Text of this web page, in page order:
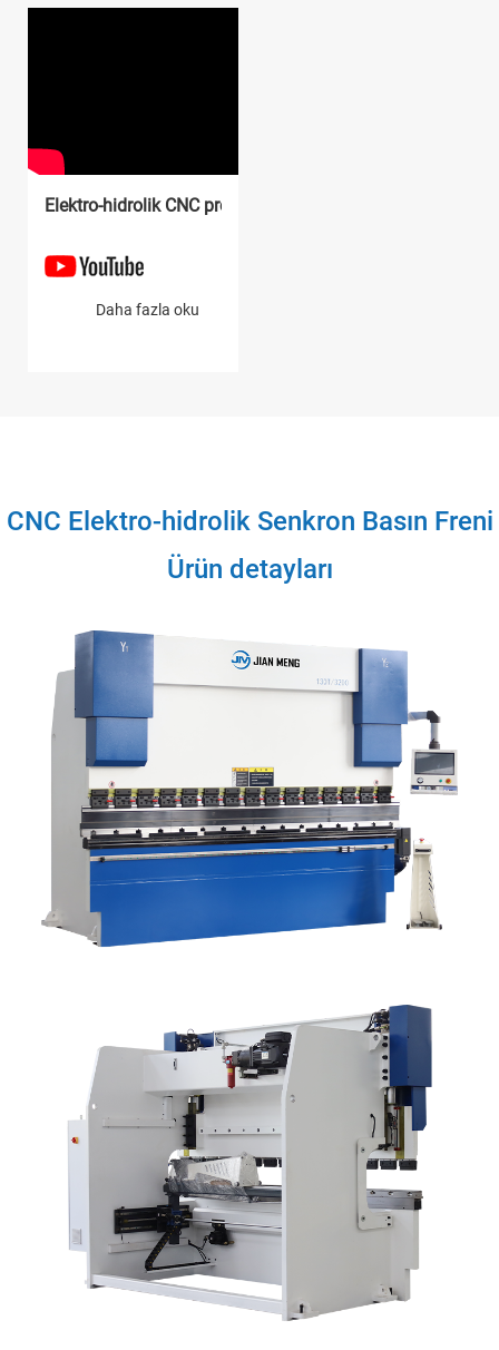
Elektro-hidrolik CNC pres freni
Daha fazla oku
CNC Elektro-hidrolik Senkron Basın Freni
Ürün detayları